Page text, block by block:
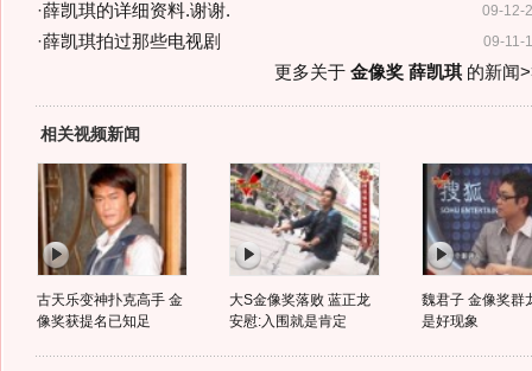
09-12-
·薛凯琪的详细资料.谢谢.
09-11-
·薛凯琪拍过那些电视剧
更多关于 金像奖 薛凯琪的新闻
相关视频新闻
古天乐变神扑克高手 金
像奖获提名已知足
大S金像奖落败 蓝正龙
安慰:入围就是肯定
魏君子 金像奖群
是好现象